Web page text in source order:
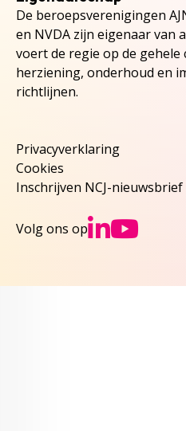
De beroepsverenigingen
en NVDA zijn eigenaar van
voert de regie op de gehele
herziening, onderhoud en
richtlijnen.
Privacyverklaring
Cookies
Inschrijven NCJ-nieuwsbrief
Volg ons op Ga